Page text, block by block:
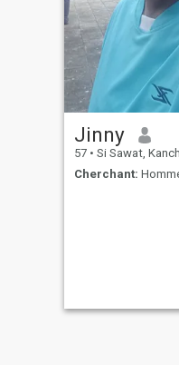
Jinny
57 • Si Sawat,
Cherchant: